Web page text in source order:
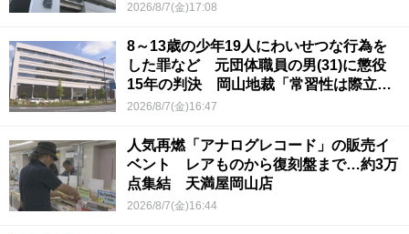
2026/8/7(金)17:08
8～13歳の少年19人にわいせつな行為を
した罪など 元団体職員の男(31)に懲役
15年の判決 岡山地裁「常習性は際立っ
ていて被害結果も非常に重い」
2026/8/7(金)16:47
人気再燃「アナログレコード」の販売イ
ベント レアものから復刻盤まで…約3万
点集結 天満屋岡山店
2026/8/7(金)16:44